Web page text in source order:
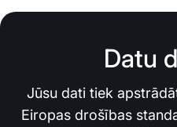
Datu
Jūsu dati tiek
Eiropas drošības